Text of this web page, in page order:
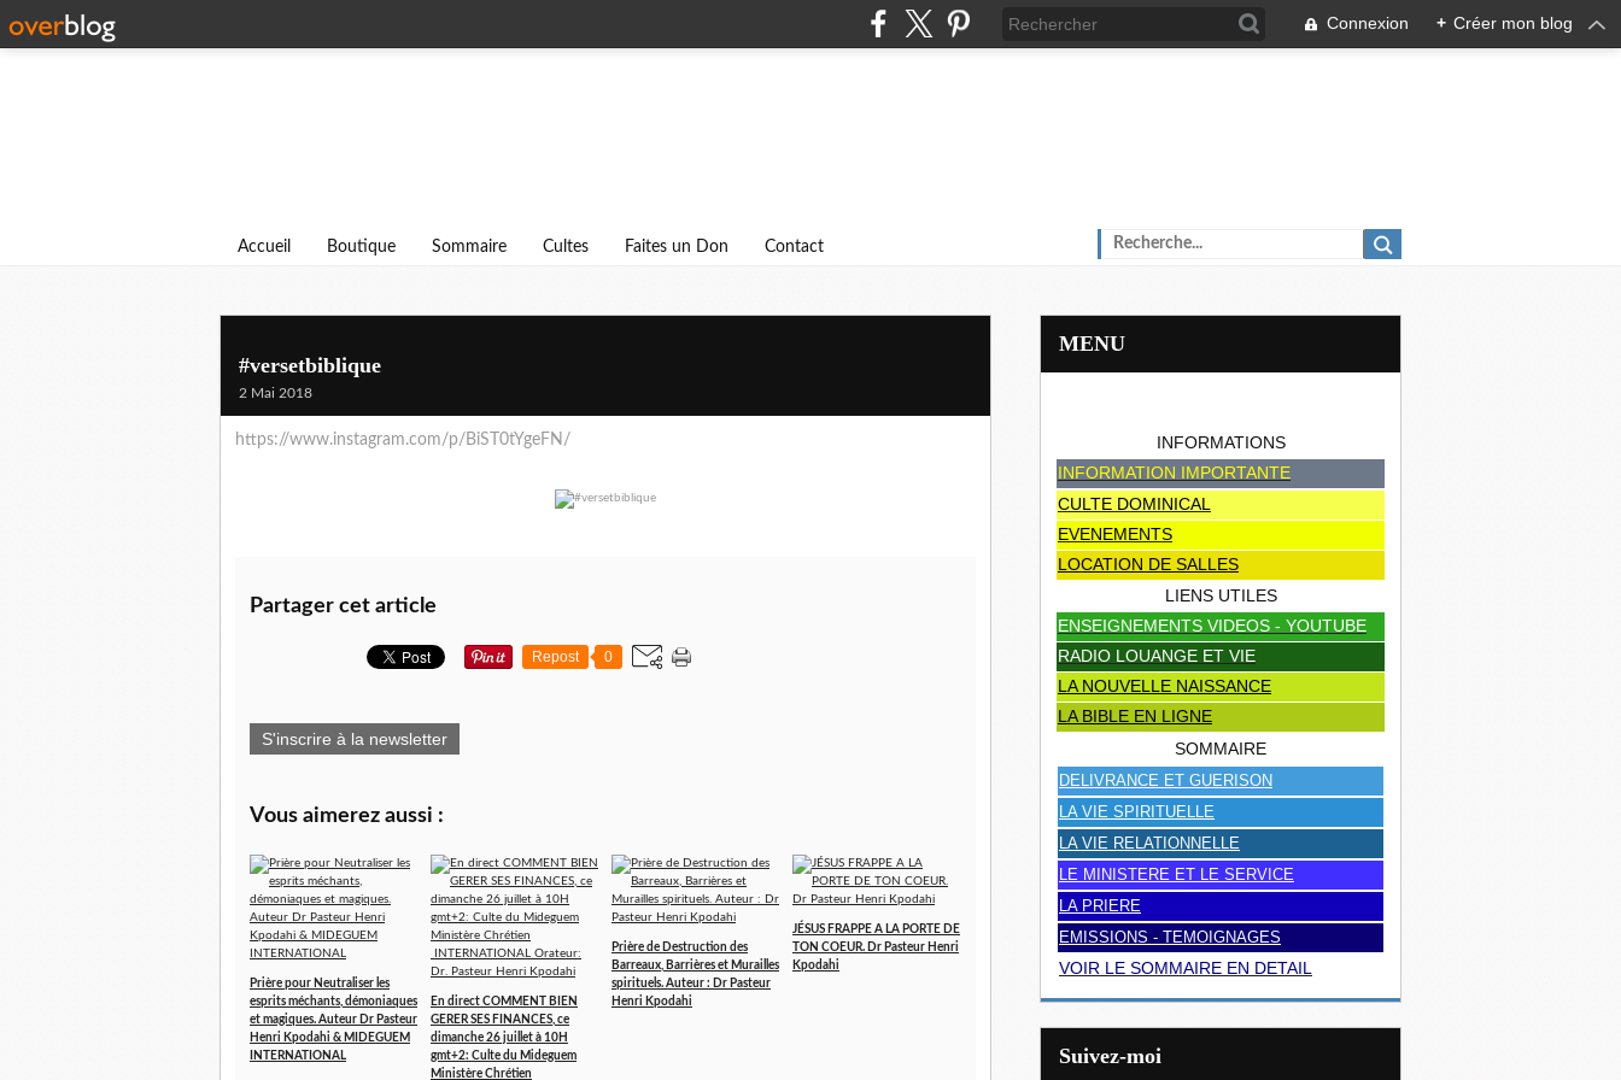
Connexion + Créer mon blog
Accueil Boutique Sommaire Cultes Faites un Don Contact
#versetbiblique
2 Mai 2018
https://www.instagram.com/p/BiST0tYgeFN/
Partager cet article
Repost 0
S'inscrire à la newsletter
Vous aimerez aussi :
Prière pour Neutraliser les
esprits méchants, démoniaques
et magiques. Auteur Dr Pasteur
Henri Kpodahi & MIDEGUEM
INTERNATIONAL
En direct COMMENT BIEN
GERER SES FINANCES, ce
dimanche 26 juillet à 10H
gmt+2: Culte du Mideguem
Ministère Chrétien
Prière de Destruction des
Barreaux, Barrières et Murailles
spirituels. Auteur : Dr Pasteur
Henri Kpodahi
JÉSUS FRAPPE A LA PORTE DE
TON COEUR. Dr Pasteur Henri
Kpodahi
MENU
INFORMATIONS
INFORMATION IMPORTANTE
CULTE DOMINICAL
EVENEMENTS
LOCATION DE SALLES
LIENS UTILES
ENSEIGNEMENTS VIDEOS - YOUTUBE
RADIO LOUANGE ET VIE
LA NOUVELLE NAISSANCE
LA BIBLE EN LIGNE
SOMMAIRE
DELIVRANCE ET GUERISON
LA VIE SPIRITUELLE
LA VIE RELATIONNELLE
LE MINISTERE ET LE SERVICE
LA PRIERE
EMISSIONS - TEMOIGNAGES
VOIR LE SOMMAIRE EN DETAIL
Suivez-moi